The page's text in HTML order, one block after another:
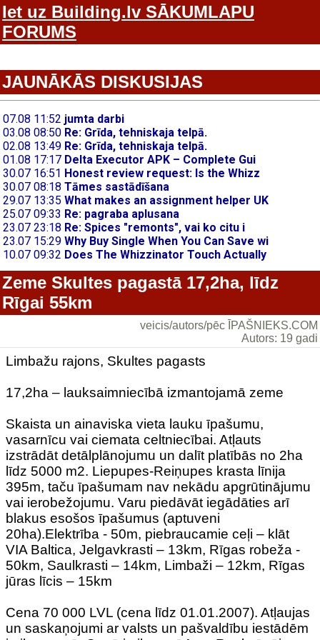
Iet uz Building.lv SĀKUMLAPU
FORUMS
JAUNĀKĀS DISKUSIJAS
Zeme Skultes pagastā 17,2ha, līdz
Rīgai 55km
veicis/autors/pēc ĪPAŠNIEKS.COM
Autors: 19 gadi
Limbažu rajons, Skultes pagasts
17,2ha – lauksaimniecībā izmantojamā zeme
Skaista un ainaviska vieta lauku īpašumu,
vasarnīcu vai ciemata celtniecībai. Atļauts
izstrādāt detālplānojumu un dalīt platībās no 2ha
līdz 5000 m2. Liepupes-Reiņupes krasta līnija
395m, taču īpašumam nav nekādu apgrūtinājumu
vai ierobežojumu. Varu piedāvāt iegādāties arī
blakus esošos īpašumus (aptuveni
20ha).Elektrība - 50m, piebraucamie ceļi – klāt
VIA Baltica, Jelgavkrasti – 13km, Rīgas robeža -
50km, Saulkrasti – 14km, Limbaži – 12km, Rīgas
jūras līcis – 15km
Cena 70 000 LVL (cena līdz 01.01.2007). Atļaujas
un saskaņojumi ar valsts un pašvaldību iestādēm